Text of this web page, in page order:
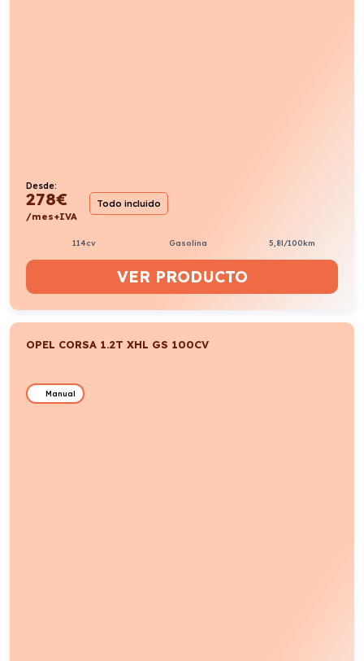
Desde:
278€
/mes+IVA
Todo incluido
114cv Gasolina 5,8l/100km
VER PRODUCTO
OPEL CORSA 1.2T XHL GS 100CV
Manual